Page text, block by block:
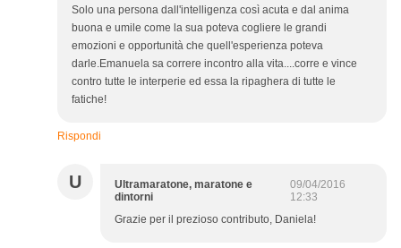
Solo una persona dall'intelligenza così acuta e dal anima
buona e umile come la sua poteva cogliere le grandi
emozioni e opportunità che quell'esperienza poteva
darle.Emanuela sa correre incontro alla vita....corre e vince
contro tutte le interperie ed essa la ripaghera di tutte le
fatiche!
Rispondi
U
Ultramaratone, maratone e
dintorni
09/04/2016
12:33
Grazie per il prezioso contributo, Daniela!